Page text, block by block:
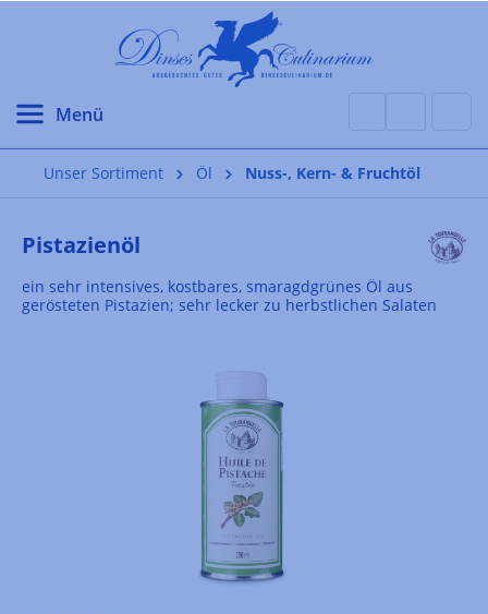
Unser Sortiment Öl Nuss-, Kern- & Fruchtöl
Pistazienöl
ein sehr intensives, kostbares, smaragdgrünes Öl aus
gerösteten Pistazien; sehr lecker zu herbstlichen Salaten